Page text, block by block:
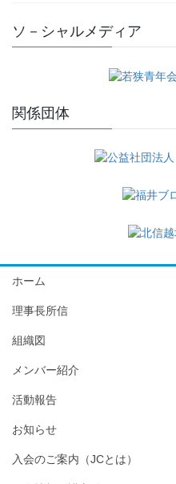
ソ－シャルメディア
関係団体
ホーム
理事長所信
組織図
メンバー紹介
活動報告
お知らせ
入会のご案内（JCとは）